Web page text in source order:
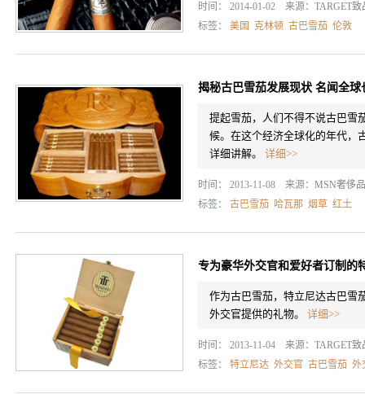
时间： 2014-01-02 来源： TARGET致
标签： 美国 克林顿 古巴雪茄 伦敦
揭秘古巴雪茄发展现状 名闻全球
提起雪茄，人们不得不说古巴雪
候。在这个经济全球化的年代，
详细讲解。 详细>>
时间： 2013-11-08 来源： MSN奢侈品
标签： 古巴雪茄 哈瓦那 烟草 红土
专为豪华外交官和爱好者订制的
作为古巴雪茄，特立尼达古巴雪
外交官提供的礼物。 详细>>
时间： 2013-11-04 来源： TARGET致
标签： 特立尼达 外交官 古巴雪茄 外